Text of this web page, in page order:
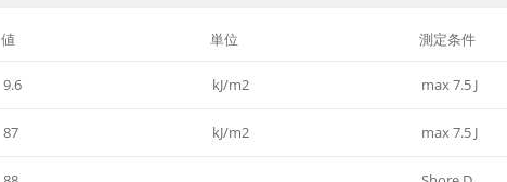
値 単位 測定条件
9.6 kJ/m2 max 7.5 J
87 kJ/m2 max 7.5 J